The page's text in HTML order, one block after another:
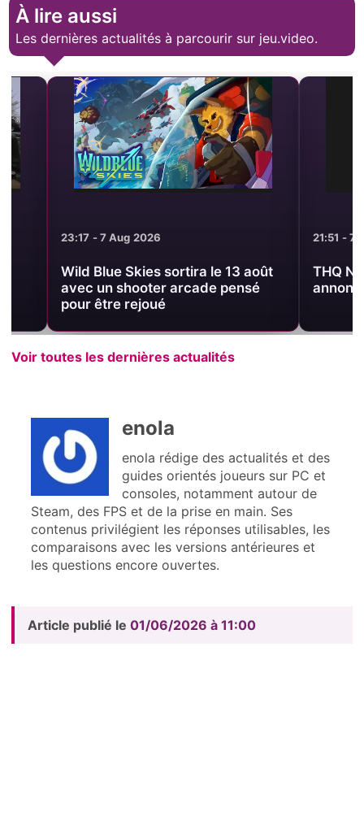
À lire aussi
Les dernières actualités à parcourir sur jeu.video.
23:17 - 7 Aug 2026
Wild Blue Skies sortira le 13 août
avec un shooter arcade pensé
pour être rejoué
21:51 - 7 Aug
THQ Nordic
annonces
Voir toutes les dernières actualités
enola
enola rédige des actualités et des
guides orientés joueurs sur PC et
consoles, notamment autour de
Steam, des FPS et de la prise en main. Ses
contenus privilégient les réponses utilisables, les
comparaisons avec les versions antérieures et
les questions encore ouvertes.
Article publié le 01/06/2026 à 11:00